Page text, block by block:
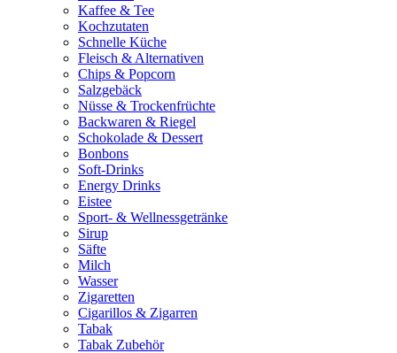
Kaffee & Tee
Kochzutaten
Schnelle Küche
Fleisch & Alternativen
Chips & Popcorn
Salzgebäck
Nüsse & Trockenfrüchte
Backwaren & Riegel
Schokolade & Dessert
Bonbons
Soft-Drinks
Energy Drinks
Eistee
Sport- & Wellnessgetränke
Sirup
Säfte
Milch
Wasser
Zigaretten
Cigarillos & Zigarren
Tabak
Tabak Zubehör